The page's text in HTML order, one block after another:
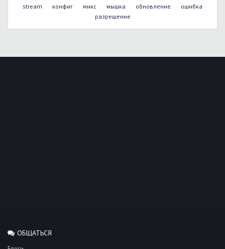
stream
конфиг микс мышка обновление
ошибка
разрешение
ОБЩАТЬСЯ